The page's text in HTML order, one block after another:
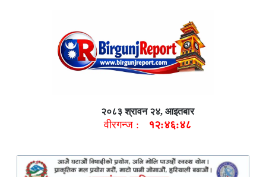
२०८३ श्रावन २४, आइतबार
वीरगन्ज : १२:४६:४९